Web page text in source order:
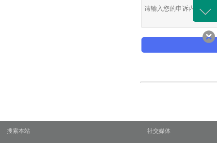
搜索本站 社交媒体
咨询
客服